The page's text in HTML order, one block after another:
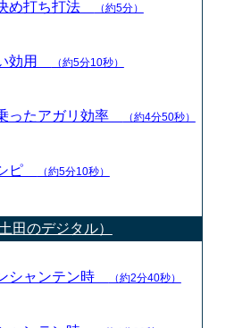
め打ち打法 （約5分）
効用 （約5分10秒）
ったアガリ効率 （約4分50秒）
ピ （約5分10秒）
田のデジタル）
シャンテン時 （約2分40秒）